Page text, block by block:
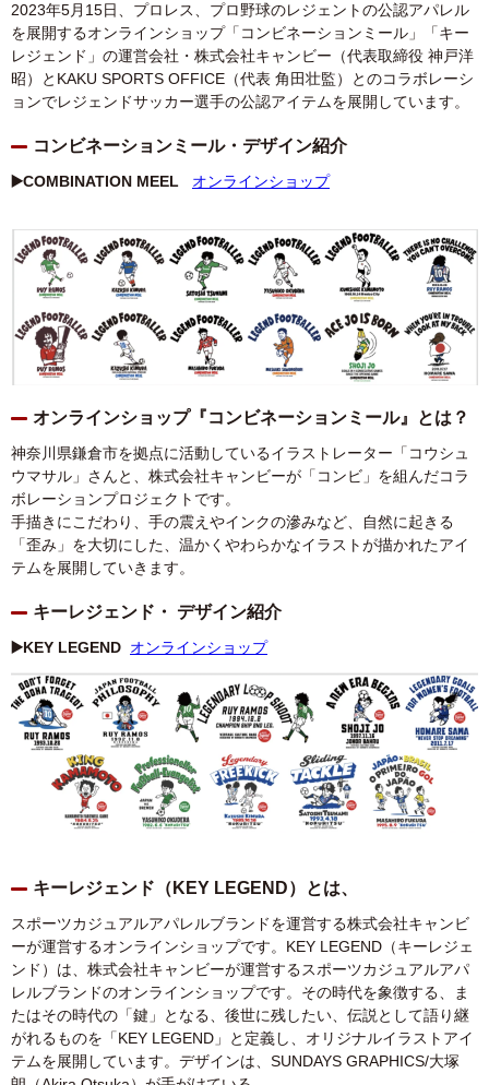
2023年5月15日、プロレス、プロ野球のレジェントの公認アパレル
を展開するオンラインショップ「コンビネーションミール」「キー
レジェンド」の運営会社・株式会社キャンビー（代表取締役 神戸洋
昭）と KAKU SPORTS OFFICE（代表 角田壮監）とのコラボレーシ
ョンでレジェンドサッカー選手の公認アイテムを展開しています。
コンビネーションミール・デザイン紹介
▶️COMBINATION MEEL オンラインショップ
オンラインショップ『コンビネーションミール』とは？
神奈川県鎌倉市を拠点に活動しているイラストレーター「コウシュ
ウマサル」さんと、株式会社キャンビーが「コンビ」を組んだコラ
ボレーションプロジェクトです。
手描きにこだわり、手の震えやインクの滲みなど、自然に起きる
「歪み」を大切にした、温かくやわらかなイラストが描かれたアイ
テムを展開していきます。
キーレジェンド・ デザイン紹介
▶️KEY LEGEND オンラインショップ
キーレジェンド（KEY LEGEND）とは、
スポーツカジュアルアパレルブランドを運営する株式会社キャンビ
ーが運営するオンラインショップです。KEY LEGEND（キーレジェ
ンド）は、株式会社キャンビーが運営するスポーツカジュアルアパ
レルブランドのオンラインショップです。その時代を象徴する、ま
たはその時代の「鍵」となる、後世に残したい、伝説として語り継
がれるものを「KEY LEGEND」と定義し、オリジナルイラストアイ
テムを展開しています。デザインは、SUNDAYS GRAPHICS/大塚